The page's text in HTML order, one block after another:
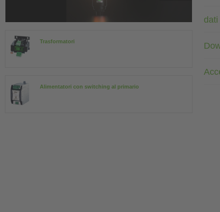
Trasformatori
Alimentatori con switching al primario